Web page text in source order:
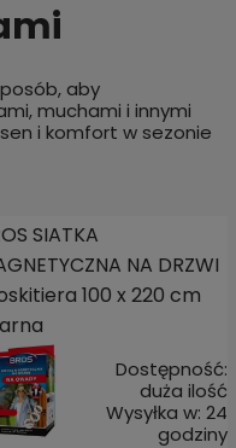
aby
muchami i innymi
i komfort w sezonie
SIATKA
NA DRZWI
100 x 220 cm
Dostępność:
duża ilość
Wysyłka w: 24
godziny